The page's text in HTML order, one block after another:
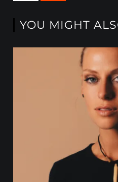
YOU MIGHT